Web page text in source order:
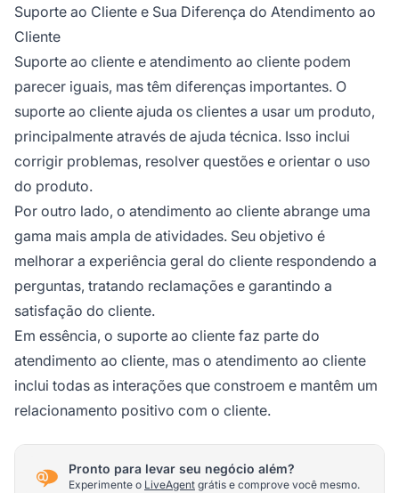
Suporte ao Cliente e Sua Diferença do Atendimento ao
Cliente
Suporte ao cliente e atendimento ao cliente podem
parecer iguais, mas têm diferenças importantes. O
suporte ao cliente ajuda os clientes a usar um produto,
principalmente através de ajuda técnica. Isso inclui
corrigir problemas, resolver questões e orientar o uso
do produto.
Por outro lado, o atendimento ao cliente abrange uma
gama mais ampla de atividades. Seu objetivo é
melhorar a experiência geral do cliente respondendo a
perguntas, tratando reclamações e garantindo a
satisfação do cliente.
Em essência, o suporte ao cliente faz parte do
atendimento ao cliente, mas o atendimento ao cliente
inclui todas as interações que constroem e mantêm um
relacionamento positivo com o cliente.
Pronto para levar seu negócio além?
Experimente o LiveAgent grátis e comprove você mesmo.